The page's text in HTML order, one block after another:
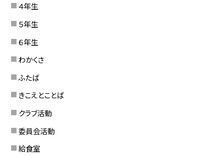
４年生
５年生
６年生
わかくさ
ふたば
きこえとことば
クラブ活動
委員会活動
給食室